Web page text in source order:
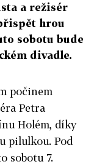
a režisér
hrou
sobotu bude
divadle.
počinem
Petra
Holém, díky
pilulkou. Pod
sobotu 7.